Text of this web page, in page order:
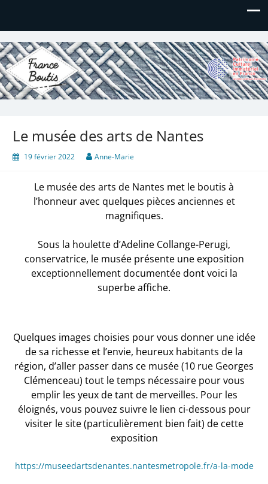
France Boutis
Le site de France Boutis
Le musée des arts de Nantes
19 février 2022 Anne-Marie
Le musée des arts de Nantes met le boutis à
l’honneur avec quelques pièces anciennes et
magnifiques.
Sous la houlette d’Adeline Collange-Perugi,
conservatrice, le musée présente une exposition
exceptionnellement documentée dont voici la
superbe affiche.
Quelques images choisies pour vous donner une idée
de sa richesse et l’envie, heureux habitants de la
région, d’aller passer dans ce musée (10 rue Georges
Clémenceau) tout le temps nécessaire pour vous
emplir les yeux de tant de merveilles. Pour les
éloignés, vous pouvez suivre le lien ci-dessous pour
visiter le site (particulièrement bien fait) de cette
exposition
https://museedartsdenantes.nantesmetropole.fr/a-la-mode